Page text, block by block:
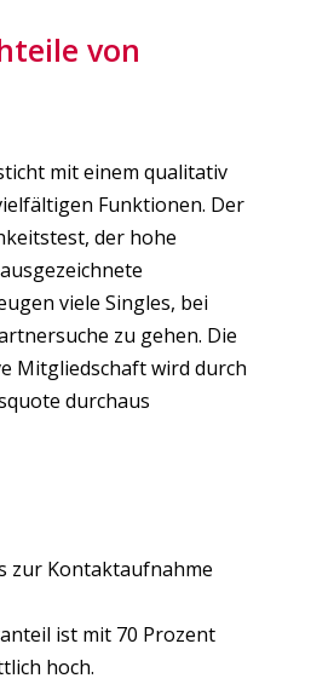
von
mit einem qualitativ
Funktionen. Der
der hohe
viele Singles, bei
zu gehen. Die
Mitgliedschaft wird durch
durchaus
zur Kontaktaufnahme
ist mit 70 Prozent
hoch.